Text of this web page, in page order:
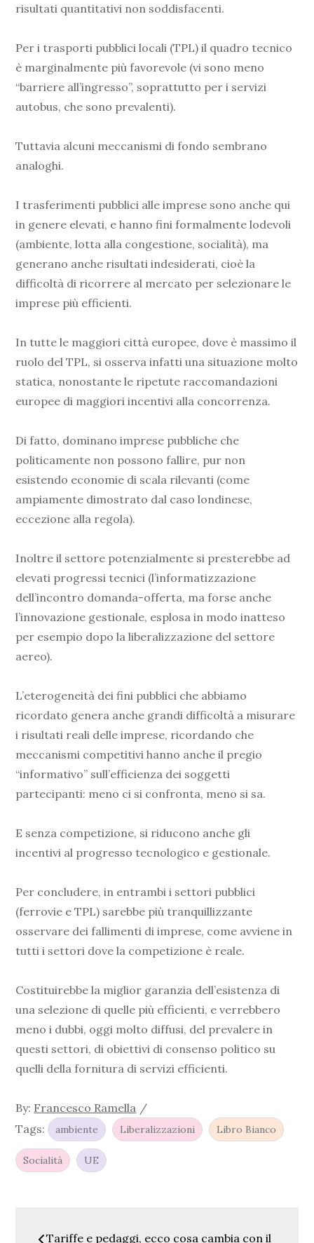
risultati quantitativi non soddisfacenti.
Per i trasporti pubblici locali (TPL) il quadro tecnico
è marginalmente più favorevole (vi sono meno
“barriere all’ingresso”, soprattutto per i servizi
autobus, che sono prevalenti).
Tuttavia alcuni meccanismi di fondo sembrano
analoghi.
I trasferimenti pubblici alle imprese sono anche qui
in genere elevati, e hanno fini formalmente lodevoli
(ambiente, lotta alla congestione, socialità), ma
generano anche risultati indesiderati, cioè la
difficoltà di ricorrere al mercato per selezionare le
imprese più efficienti.
In tutte le maggiori città europee, dove è massimo il
ruolo del TPL, si osserva infatti una situazione molto
statica, nonostante le ripetute raccomandazioni
europee di maggiori incentivi alla concorrenza.
Di fatto, dominano imprese pubbliche che
politicamente non possono fallire, pur non
esistendo economie di scala rilevanti (come
ampiamente dimostrato dal caso londinese,
eccezione alla regola).
Inoltre il settore potenzialmente si presterebbe ad
elevati progressi tecnici (l’informatizzazione
dell’incontro domanda-offerta, ma forse anche
l’innovazione gestionale, esplosa in modo inatteso
per esempio dopo la liberalizzazione del settore
aereo).
L’eterogeneità dei fini pubblici che abbiamo
ricordato genera anche grandi difficoltà a misurare
i risultati reali delle imprese, ricordando che
meccanismi competitivi hanno anche il pregio
“informativo” sull’efficienza dei soggetti
partecipanti: meno ci si confronta, meno si sa.
E senza competizione, si riducono anche gli
incentivi al progresso tecnologico e gestionale.
Per concludere, in entrambi i settori pubblici
(ferrovie e TPL) sarebbe più tranquillizzante
osservare dei fallimenti di imprese, come avviene in
tutti i settori dove la competizione è reale.
Costituirebbe la miglior garanzia dell’esistenza di
una selezione di quelle più efficienti, e verrebbero
meno i dubbi, oggi molto diffusi, del prevalere in
questi settori, di obiettivi di consenso politico su
quelli della fornitura di servizi efficienti.
By: Francesco Ramella
Tags:
ambiente Liberalizzazioni Libro Bianco
Socialità UE
Navigazione
Tariffe e pedaggi, ecco cosa cambia con il